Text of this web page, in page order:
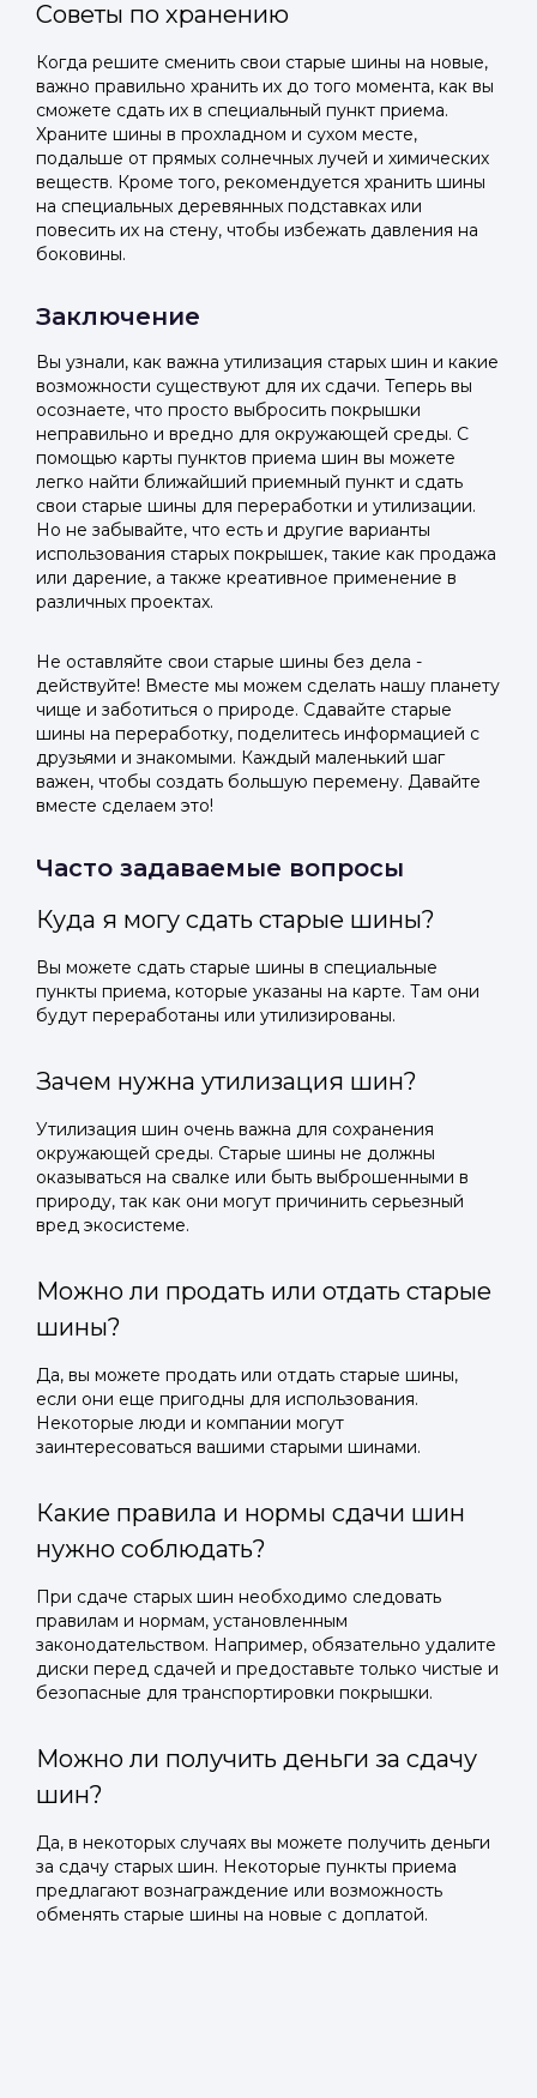
Советы по хранению
Когда решите сменить свои старые шины на новые,
важно правильно хранить их до того момента, как вы
сможете сдать их в специальный пункт приема.
Храните шины в прохладном и сухом месте,
подальше от прямых солнечных лучей и химических
веществ. Кроме того, рекомендуется хранить шины
на специальных деревянных подставках или
повесить их на стену, чтобы избежать давления на
боковины.
Заключение
Вы узнали, как важна утилизация старых шин и какие
возможности существуют для их сдачи. Теперь вы
осознаете, что просто выбросить покрышки
неправильно и вредно для окружающей среды. С
помощью карты пунктов приема шин вы можете
легко найти ближайший приемный пункт и сдать
свои старые шины для переработки и утилизации.
Но не забывайте, что есть и другие варианты
использования старых покрышек, такие как продажа
или дарение, а также креативное применение в
различных проектах.
Не оставляйте свои старые шины без дела -
действуйте! Вместе мы можем сделать нашу планету
чище и заботиться о природе. Сдавайте старые
шины на переработку, поделитесь информацией с
друзьями и знакомыми. Каждый маленький шаг
важен, чтобы создать большую перемену. Давайте
вместе сделаем это!
Часто задаваемые вопросы
Куда я могу сдать старые шины?
Вы можете сдать старые шины в специальные
пункты приема, которые указаны на карте. Там они
будут переработаны или утилизированы.
Зачем нужна утилизация шин?
Утилизация шин очень важна для сохранения
окружающей среды. Старые шины не должны
оказываться на свалке или быть выброшенными в
природу, так как они могут причинить серьезный
вред экосистеме.
Можно ли продать или отдать старые
шины?
Да, вы можете продать или отдать старые шины,
если они еще пригодны для использования.
Некоторые люди и компании могут
заинтересоваться вашими старыми шинами.
Какие правила и нормы сдачи шин
нужно соблюдать?
При сдаче старых шин необходимо следовать
правилам и нормам, установленным
законодательством. Например, обязательно удалите
диски перед сдачей и предоставьте только чистые и
безопасные для транспортировки покрышки.
Можно ли получить деньги за сдачу
шин?
Да, в некоторых случаях вы можете получить деньги
за сдачу старых шин. Некоторые пункты приема
предлагают вознаграждение или возможность
обменять старые шины на новые с доплатой.